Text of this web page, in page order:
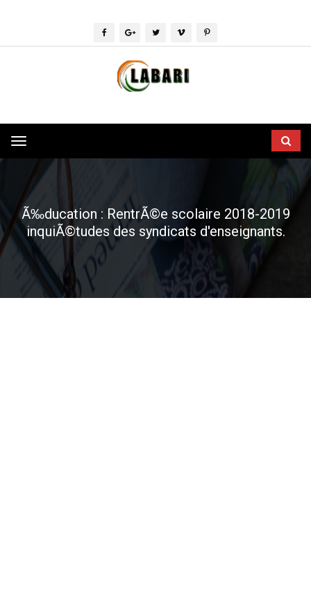
Toggle
navigation
Ã‰ducation : RentrÃ©e scolaire 2018-2019
inquiÃ©tudes des syndicats d'enseignants.